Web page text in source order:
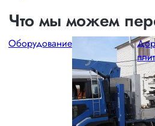
Что мы можем
Оборудование